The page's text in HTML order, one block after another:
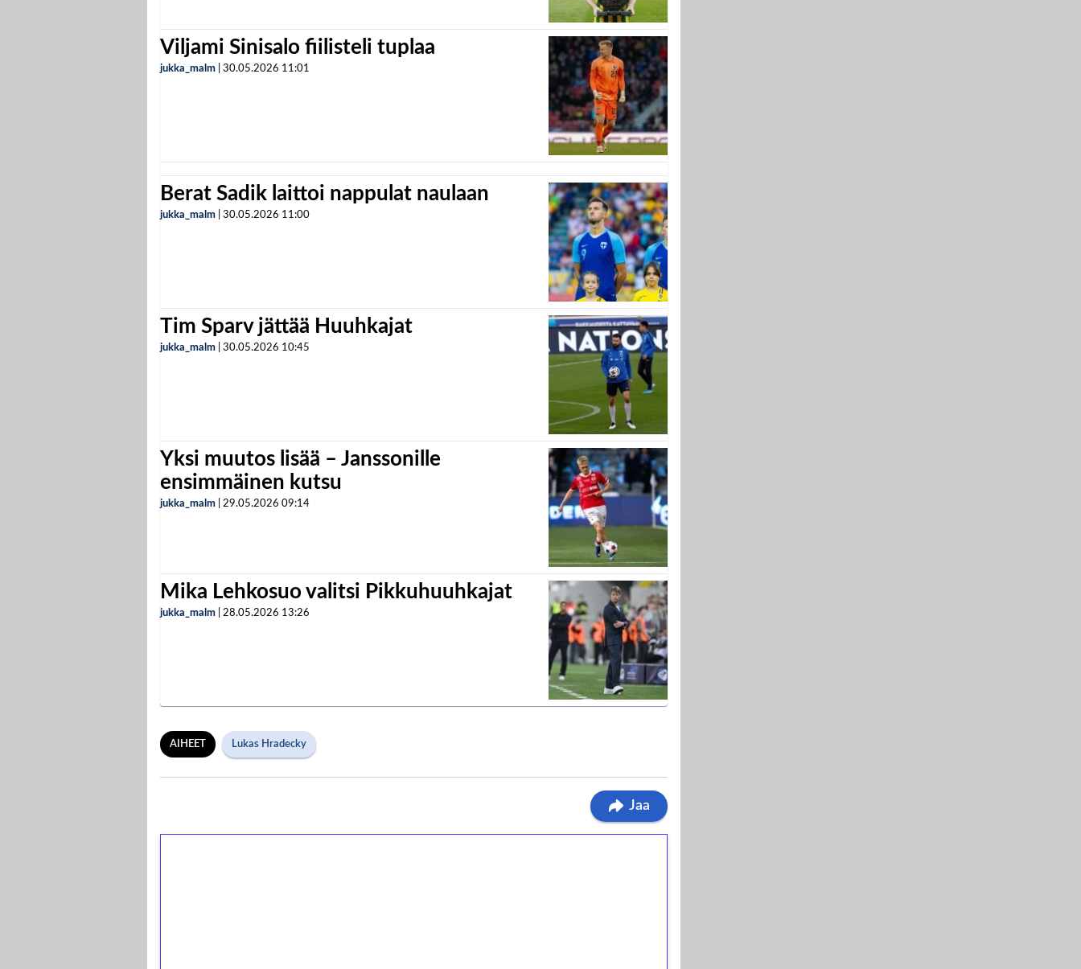
Viljami Sinisalo fiilisteli tuplaa
jukka_malm 30.05.2026 11:01
Berat Sadik laittoi nappulat naulaan
jukka_malm 30.05.2026 11:00
Tim Sparv jättää Huuhkajat
jukka_malm 30.05.2026 10:45
Yksi muutos lisää – Janssonille
ensimmäinen kutsu
jukka_malm 29.05.2026 09:14
Mika Lehkosuo valitsi Pikkuhuuhkajat
jukka_malm 28.05.2026 13:26
AIHEET Lukas Hradecky
Jaa